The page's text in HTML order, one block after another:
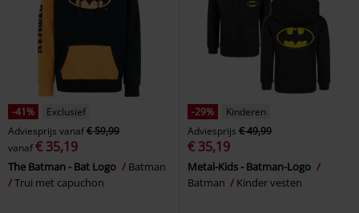
-41%
Exclusief
Adviesprijs vanaf€ 59,99
vanaf€ 35,19
The Batman - Bat Logo
Batman
Trui met capuchon
-29%
Kinderen
Adviesprijs € 49,99
€ 35,19
Metal-Kids - Batman-Logo
Batman
Kinder vesten